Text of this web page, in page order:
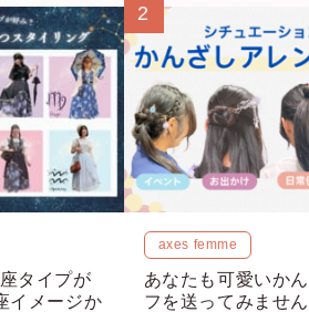
タイプが
イメージか
2
axes femme
あなたも可愛いか
フを送ってみませ